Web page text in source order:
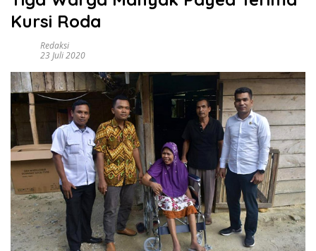
Kursi Roda
Redaksi
23 Juli 2020